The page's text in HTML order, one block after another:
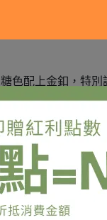
色配上金釦，特
，兩側都可調長
到很糟的破損（詳
面有開放式側袋